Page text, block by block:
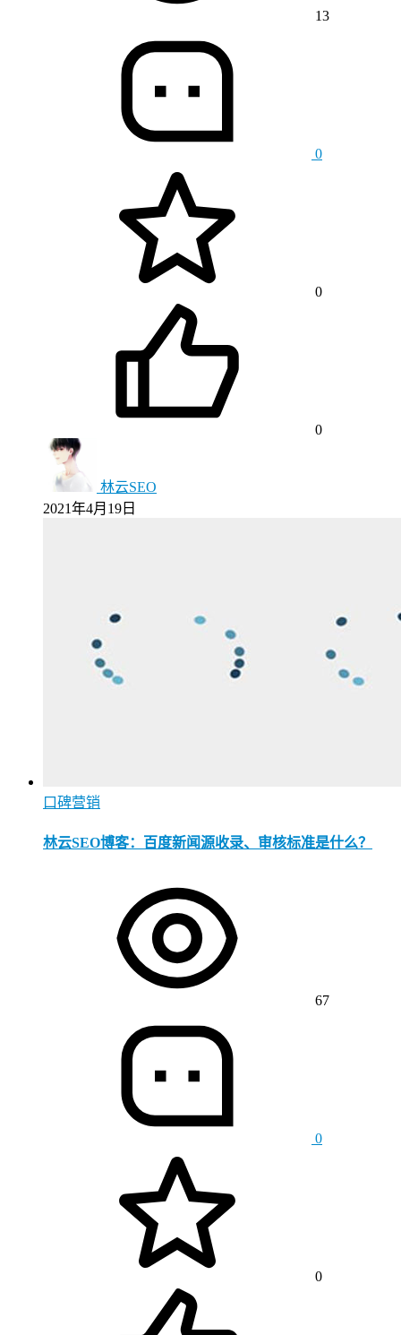
13
0
0
0
林云SEO
2021年4月19日
口碑营销
林云SEO博客：百度新闻源收录、审核标准是什么？
67
0
0